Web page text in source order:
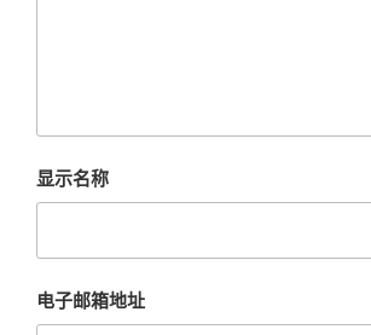
显示名称
电子邮箱地址